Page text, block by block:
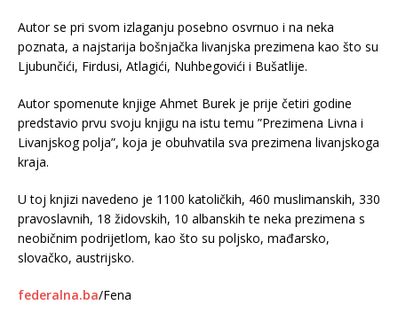
Autor se pri svom izlaganju posebno osvrnuo i na neka
poznata, a najstarija bošnjačka livanjska prezimena kao što su
Ljubunčići, Firdusi, Atlagići, Nuhbegovići i Bušatlije.
Autor spomenute knjige Ahmet Burek je prije četiri godine
predstavio prvu svoju knjigu na istu temu ”Prezimena Livna i
Livanjskog polja”, koja je obuhvatila sva prezimena livanjskoga
kraja.
U toj knjizi navedeno je 1100 katoličkih, 460 muslimanskih, 330
pravoslavnih, 18 židovskih, 10 albanskih te neka prezimena s
neobičnim podrijetlom, kao što su poljsko, mađarsko,
slovačko, austrijsko.
federalna.ba/Fena